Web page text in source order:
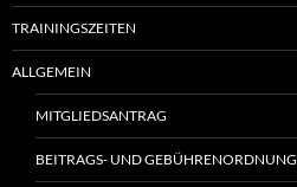
TRAININGSZEITEN
ALLGEMEIN
MITGLIEDSANTRAG
BEITRAGS- UND GEBÜHRENORDNUNG